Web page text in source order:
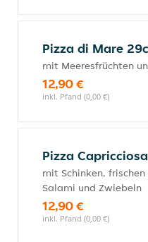
Pizza di Mare
mit Meeresfrüchten
12,90 €
inkl. Pfand (0,00 €)
Pizza
mit Schinken,
Salami und Zwiebeln
12,90 €
inkl. Pfand (0,00 €)